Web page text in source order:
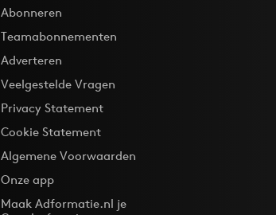
Abonneren
Teamabonnementen
Adverteren
Veelgestelde Vragen
Privacy Statement
Cookie Statement
Algemene Voorwaarden
Onze app
Maak Adformatie.nl je